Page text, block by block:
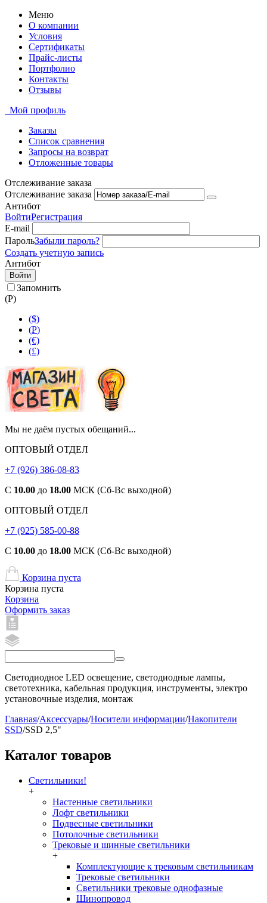
Меню
О компании
Условия
Сертификаты
Прайс-листы
Портфолио
Контакты
Отзывы
Мой профиль
Заказы
Список сравнения
Запросы на возврат
Отложенные товары
Отслеживание заказа
Отслеживание заказа
Антибот
ВойтиРегистрация
E-mail
ПарольЗабыли пароль?
Создать учетную запись
Антибот
Войти
Запомнить
(Р)
($)
(Р)
(€)
(£)
Мы не даём пустых обещаний...
ОПТОВЫЙ ОТДЕЛ
+7 (926) 386-08-83
С 10.00 до 18.00 МСК (Сб-Вс выходной)
ОПТОВЫЙ ОТДЕЛ
+7 (925) 585-00-88
С 10.00 до 18.00 МСК (Сб-Вс выходной)
Корзина пуста
Корзина пуста
Корзина
Оформить заказ
Светодиодное LED освещение, светодиодные лампы,
светотехника, кабельная продукция, инструменты, электро
установочные изделия, монтаж
Главная/Аксессуары/Носители информации/Накопители
SSD/SSD 2,5"
Каталог товаров
Светильники!
+
Настенные светильники
Лофт светильники
Подвесные светильники
Потолочные светильники
Трековые и шинные светильники
+
Комплектующие к трековым светильникам
Трековые светильники
Светильники трековые однофазные
Шинопровод